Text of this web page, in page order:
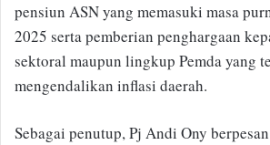
pensiun ASN yang memasuki masa
2025 serta pemberian penghargaan
sektoral maupun lingkup Pemda yang
mengendalikan inflasi daerah.
Sebagai penutup, Pj Andi Ony